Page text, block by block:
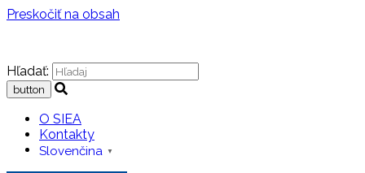
Preskočiť na obsah
Hľadať:
O SIEA
Kontakty
Slovenčina ▼